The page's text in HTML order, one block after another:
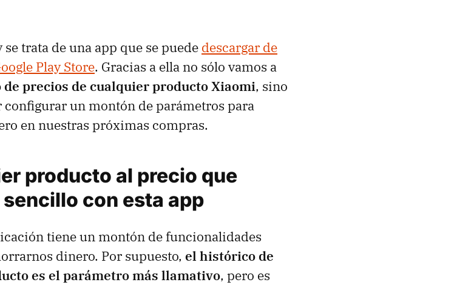
se trata de una app que se puede descargar de
Play Store. Gracias a ella no sólo vamos a
precios de cualquier producto Xiaomi, sino
configurar un montón de parámetros para
en nuestras próximas compras.
producto al precio que
con esta app
tiene un montón de funcionalidades
dinero. Por supuesto, el histórico de
es el parámetro más llamativo, pero es